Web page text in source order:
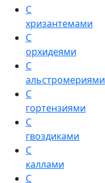
С
хризантемами
С
орхидеями
С
альстромериями
С
гортензиями
С
гвоздиками
С
каллами
С